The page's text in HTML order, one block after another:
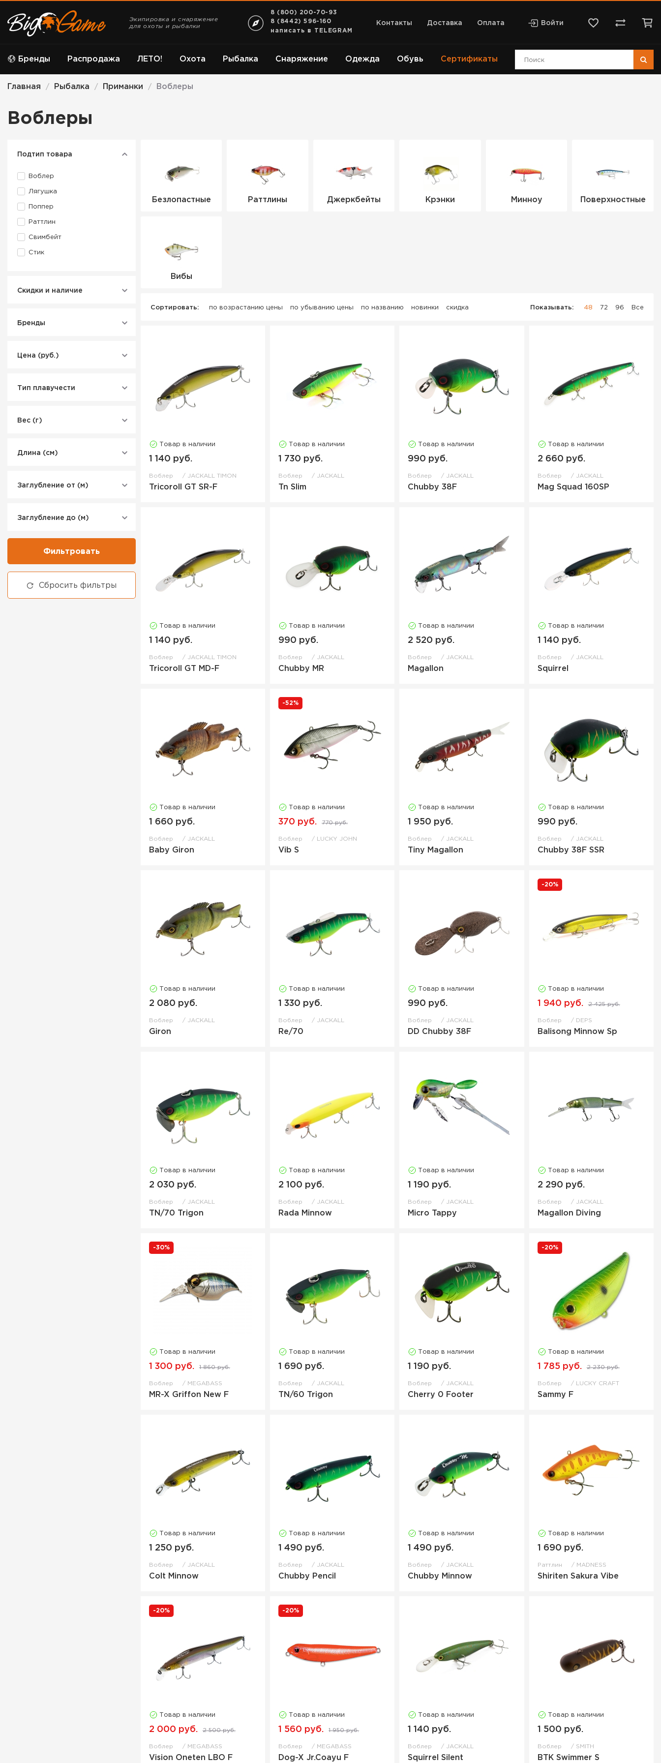
Экипировка и снаряжение
для охоты и рыбалки
8 (800) 200-70-93
8 (8442) 596-160
написать в TELEGRAM
Контакты Доставка Оплата Войти
Бренды ЛЕТО! Охота Рыбалка Снаряжение Одежда Обувь
Распродажа Сертификаты
Главная / Рыбалка / Приманки / Воблеры
Воблеры
Подтип товара
Воблер
Лягушка
Поппер
Раттлин
Свимбейт
Стик
Скидки и наличие
Бренды
Цена (руб.)
Тип плавучести
Вес (г)
Длина (см)
Заглубление от (м)
Заглубление до (м)
Фильтровать
Сбросить фильтры
Безлопастные Раттлины Джеркбейты Крэнки Минноу Поверхностные
Вибы
Сортировать: по возрастанию цены по убыванию цены по названию новинки скидка Показывать: 48 72 96 Все
Товар в наличии
1 140 руб.
Воблер JACKALL TIMON
Tricoroll GT SR-F
Товар в наличии
1 730 руб.
Воблер JACKALL
Tn Slim
Товар в наличии
990 руб.
Воблер JACKALL
Chubby 38F
Товар в наличии
2 660 руб.
Воблер JACKALL
Mag Squad 160SP
Товар в наличии
1 140 руб.
Воблер JACKALL TIMON
Tricoroll GT MD-F
Товар в наличии
990 руб.
Воблер JACKALL
Chubby MR
Товар в наличии
2 520 руб.
Воблер JACKALL
Magallon
Товар в наличии
1 140 руб.
Воблер JACKALL
Squirrel
Товар в наличии
1 660 руб.
Воблер JACKALL
Baby Giron
-52%
Товар в наличии
370 руб. 770 руб.
Воблер LUCKY JOHN
Vib S
Товар в наличии
1 950 руб.
Воблер JACKALL
Tiny Magallon
Товар в наличии
990 руб.
Воблер JACKALL
Chubby 38F SSR
Товар в наличии
2 080 руб.
Воблер JACKALL
Giron
Товар в наличии
1 330 руб.
Воблер JACKALL
Re/70
Товар в наличии
990 руб.
Воблер JACKALL
DD Chubby 38F
-20%
Товар в наличии
1 940 руб. 2 425 руб.
Воблер DEPS
Balisong Minnow Sp
Товар в наличии
2 030 руб.
Воблер JACKALL
TN/70 Trigon
Товар в наличии
2 100 руб.
Воблер JACKALL
Rada Minnow
Товар в наличии
1 190 руб.
Воблер JACKALL
Micro Tappy
Товар в наличии
2 290 руб.
Воблер JACKALL
Magallon Diving
-30%
Товар в наличии
1 300 руб. 1 860 руб.
Воблер MEGABASS
MR-X Griffon New F
Товар в наличии
1 690 руб.
Воблер JACKALL
TN/60 Trigon
Товар в наличии
1 190 руб.
Воблер JACKALL
Cherry 0 Footer
-20%
Товар в наличии
1 785 руб. 2 230 руб.
Воблер LUCKY CRAFT
Sammy F
Товар в наличии
1 250 руб.
Воблер JACKALL
Colt Minnow
Товар в наличии
1 490 руб.
Воблер JACKALL
Chubby Pencil
Товар в наличии
1 490 руб.
Воблер JACKALL
Chubby Minnow
Товар в наличии
1 690 руб.
Раттлин MADNESS
Shiriten Sakura Vibe
-20%
Товар в наличии
2 000 руб. 2 500 руб.
Воблер MEGABASS
Vision Oneten LBO F
-20%
Товар в наличии
1 560 руб. 1 950 руб.
Воблер MEGABASS
Dog-X Jr.Coayu F
Товар в наличии
1 140 руб.
Воблер JACKALL
Squirrel Silent
Товар в наличии
1 500 руб.
Воблер SMITH
BTK Swimmer S